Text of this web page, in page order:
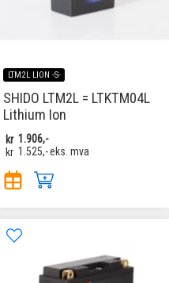
LTM2L LION -S-
SHIDO LTM2L = LTKTM04L
Lithium Ion
kr 1.906,-
kr 1.525,-eks. mva